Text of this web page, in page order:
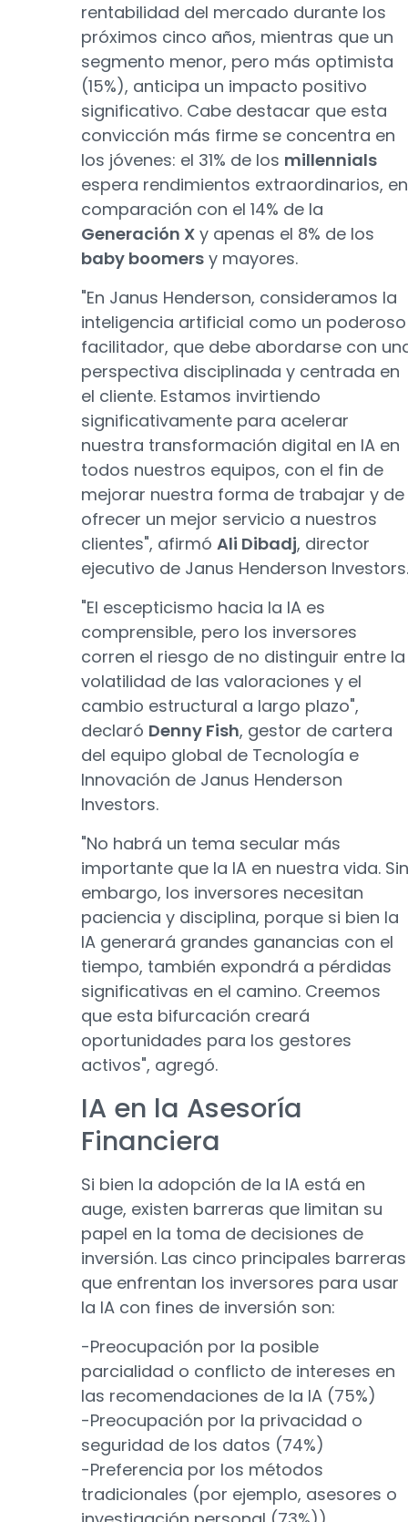
rentabilidad del mercado durante los
próximos cinco años, mientras que un
segmento menor, pero más optimista
(15%), anticipa un impacto positivo
significativo. Cabe destacar que esta
convicción más firme se concentra en
los jóvenes: el 31% de los millennials
espera rendimientos extraordinarios, en
comparación con el 14% de la
Generación X y apenas el 8% de los
baby boomers y mayores.
"En Janus Henderson, consideramos la
inteligencia artificial como un poderoso
facilitador, que debe abordarse con
perspectiva disciplinada y centrada en
el cliente. Estamos invirtiendo
significativamente para acelerar
nuestra transformación digital en IA en
todos nuestros equipos, con el fin de
mejorar nuestra forma de trabajar y de
ofrecer un mejor servicio a nuestros
clientes", afirmó Ali Dibadj, director
ejecutivo de Janus Henderson Investors.
"El escepticismo hacia la IA es
comprensible, pero los inversores
corren el riesgo de no distinguir entre la
volatilidad de las valoraciones y el
cambio estructural a largo plazo",
declaró Denny Fish, gestor de cartera
del equipo global de Tecnología e
Innovación de Janus Henderson
Investors.
"No habrá un tema secular más
importante que la IA en nuestra vida. Sin
embargo, los inversores necesitan
paciencia y disciplina, porque si bien la
IA generará grandes ganancias con el
tiempo, también expondrá a pérdidas
significativas en el camino. Creemos
que esta bifurcación creará
oportunidades para los gestores
activos", agregó.
IA en la Asesoría
Financiera
Si bien la adopción de la IA está en
auge, existen barreras que limitan su
papel en la toma de decisiones de
inversión. Las cinco principales barreras
que enfrentan los inversores para usar
la IA con fines de inversión son:
-Preocupación por la posible
parcialidad o conflicto de intereses en
las recomendaciones de la IA (75%)
-Preocupación por la privacidad o
seguridad de los datos (74%)
-Preferencia por los métodos
tradicionales (por ejemplo, asesores o